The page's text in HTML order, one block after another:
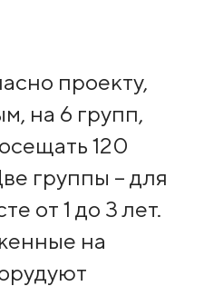
проекту,
на 6 групп,
120
группы – для
от 1 до 3 лет.
на